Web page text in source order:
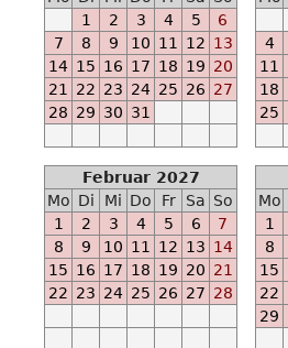
2023-
07-
Ab
2023-
08-
25
1
2 3 4 5
6
7
8 9 10 11 12 13
14 15 16 17 18 19 20
21
22 23 24 25 26 27
28 29 30 31
4
11
18
25
Februar 2027
Mo Di Mi Do Fr Sa So
1
2 3 4 5 6
7
8
9 10 11 12 13 14
15 16 17 18 19 20 21
22 23 24 25 26 27 28
Mo
1
8
15
22
29